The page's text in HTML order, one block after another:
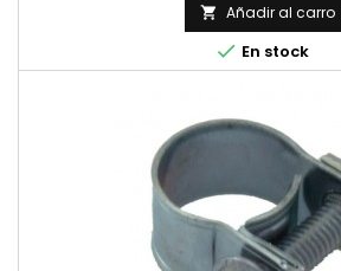
 Añadir al carro
 En stock